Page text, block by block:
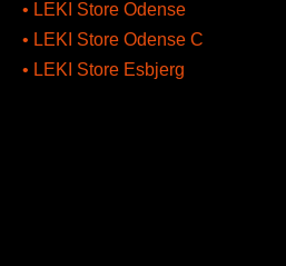
• LEKI Store Odense
• LEKI Store Odense C
• LEKI Store Esbjerg